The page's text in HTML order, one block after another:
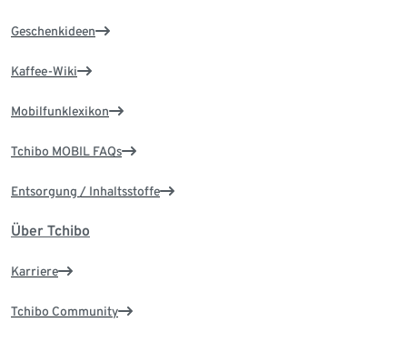
Geschenkideen
Kaffee-Wiki
Mobilfunklexikon
Tchibo MOBIL FAQs
Entsorgung / Inhaltsstoffe
Über Tchibo
Karriere
Tchibo Community